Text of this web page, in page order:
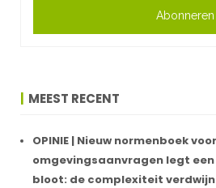
Abonneren
MEEST RECENT
OPINIE | Nieuw normenboek voor
omgevingsaanvragen legt
bloot: de complexiteit